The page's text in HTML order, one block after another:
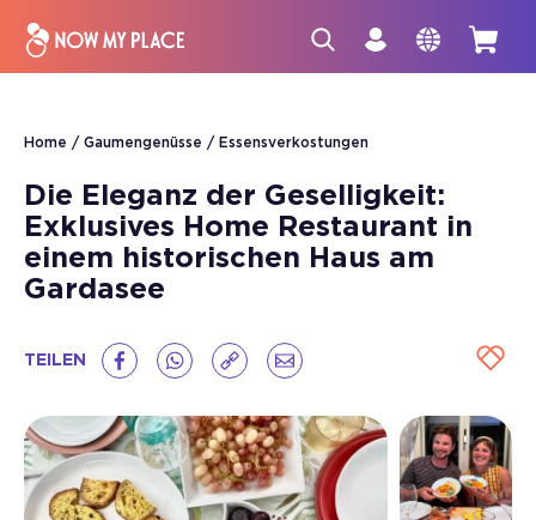
Home Gaumengenüsse Essensverkostungen
Die Eleganz der Geselligkeit:
Exklusives Home Restaurant in
einem historischen Haus am
Gardasee
TEILEN